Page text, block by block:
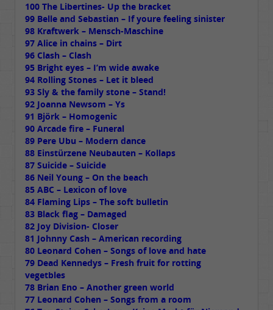
100 The Libertines- Up the bracket
99 Belle and Sebastian – If youre feeling sinister
98 Kraftwerk – Mensch-Maschine
97 Alice in chains – Dirt
96 Clash – Clash
95 Bright eyes – I’m wide awake
94 Rolling Stones – Let it bleed
93 Sly & the family stone – Stand!
92 Joanna Newsom – Ys
91 Björk – Homogenic
90 Arcade fire – Funeral
89 Pere Ubu – Modern dance
88 Einstürzene Neubauten – Kollaps
87 Suicide – Suicide
86 Neil Young – On the beach
85 ABC – Lexicon of love
84 Flaming Lips – The soft bulletin
83 Black flag – Damaged
82 Joy Division- Closer
81 Johnny Cash – American recording
80 Leonard Cohen – Songs of love and hate
79 Dead Kennedys – Fresh fruit for rotting
vegetbles
78 Brian Eno – Another green world
77 Leonard Cohen – Songs from a room